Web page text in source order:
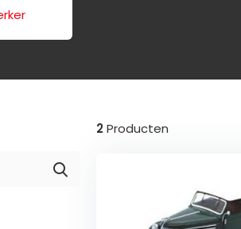
2Producten